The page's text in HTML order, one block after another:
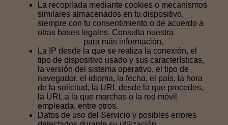
La recopilada mediante cookies o mecanismos
similares almacenados en tu dispositivo,
siempre con tu consentimiento o de acuerdo a
otras bases legales. Consulta nuestra
para más información.
La IP desde la que se realiza la conexión, el
tipo de dispositivo usado y sus características,
la versión del sistema operativo, el tipo de
navegador, el idioma, la fecha, el país, la hora
de la solicitud, la URL desde la que procedes,
la URL a la que marchas o la red móvil
empleada, entre otros.
Datos de uso del Servicio y posibles errores